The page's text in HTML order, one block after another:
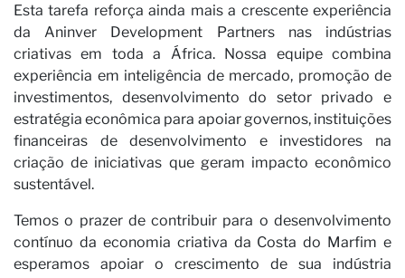
Esta tarefa reforça ainda mais a crescente experiência
da Aninver Development Partners nas indústrias
criativas em toda a África. Nossa equipe combina
experiência em inteligência de mercado, promoção de
investimentos, desenvolvimento do setor privado e
estratégia econômica para apoiar governos, instituições
financeiras de desenvolvimento e investidores na
criação de iniciativas que geram impacto econômico
sustentável.
Temos o prazer de contribuir para o desenvolvimento
contínuo da economia criativa da Costa do Marfim e
esperamos apoiar o crescimento de sua indústria